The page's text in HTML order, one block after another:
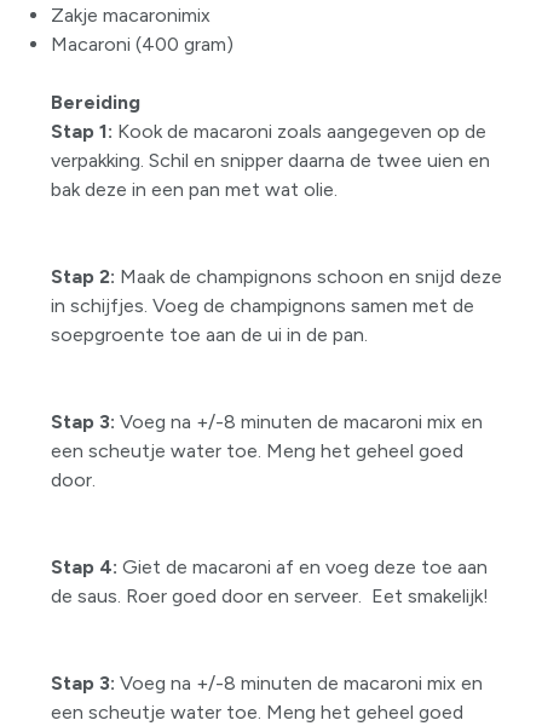
Zakje macaronimix
Macaroni (400 gram)
Bereiding
Stap 1: Kook de macaroni zoals aangegeven op de
verpakking. Schil en snipper daarna de twee uien en
bak deze in een pan met wat olie.
Stap 2: Maak de champignons schoon en snijd deze
in schijfjes. Voeg de champignons samen met de
soepgroente toe aan de ui in de pan.
Stap 3: Voeg na +/-8 minuten de macaroni mix en
een scheutje water toe. Meng het geheel goed
door.
Stap 4: Giet de macaroni af en voeg deze toe aan
de saus. Roer goed door en serveer. Eet smakelijk!
Stap 3: Voeg na +/-8 minuten de macaroni mix en
een scheutje water toe. Meng het geheel goed